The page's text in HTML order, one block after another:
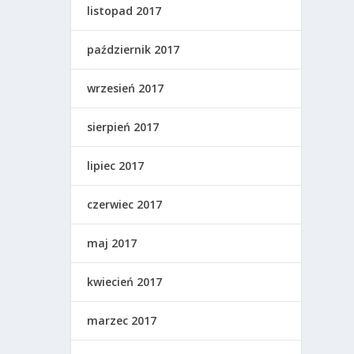
listopad 2017
październik 2017
wrzesień 2017
sierpień 2017
lipiec 2017
czerwiec 2017
maj 2017
kwiecień 2017
marzec 2017